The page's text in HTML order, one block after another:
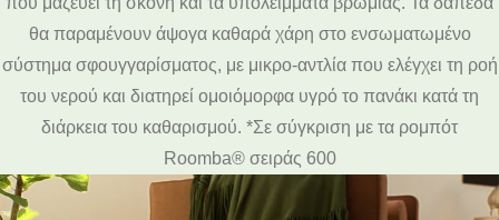
θα παραμένουν άψογα καθαρά χάρη στο ενσωματωμένο
σύστημα σφουγγαρίσματος, με μικρο-αντλία που ελέγχει τη ροή
του νερού και διατηρεί ομοιόμορφα υγρό το πανάκι κατά τη
διάρκεια του καθαρισμού. *Σε σύγκριση με τα ρομπότ
Roomba® σειράς 600